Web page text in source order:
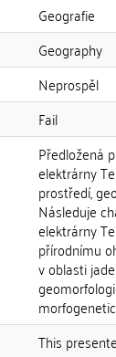
Geografie
Geography
Neprospěl
Fail
Předložená
elektrárny
prostředí,
Následuje
elektrárny
přírodnímu
v oblasti
This